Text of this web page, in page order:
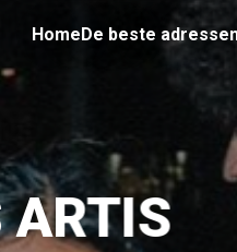
HomeDe beste
ARTIS